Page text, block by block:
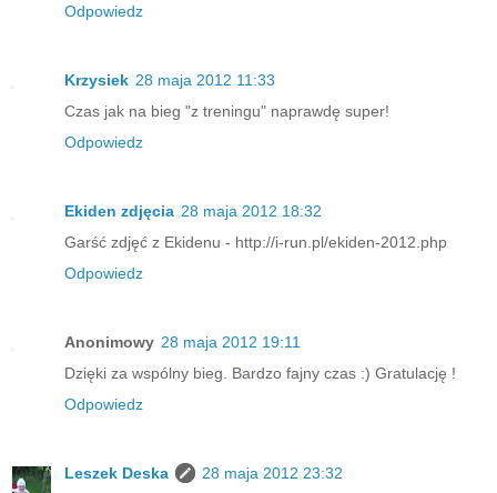
Odpowiedz
Krzysiek 28 maja 2012 11:33
Czas jak na bieg "z treningu" naprawdę super!
Odpowiedz
Ekiden zdjęcia 28 maja 2012 18:32
Garść zdjęć z Ekidenu - http://i-run.pl/ekiden-2012.php
Odpowiedz
Anonimowy 28 maja 2012 19:11
Dzięki za wspólny bieg. Bardzo fajny czas :) Gratulację !
Odpowiedz
Leszek Deska
28 maja 2012 23:32